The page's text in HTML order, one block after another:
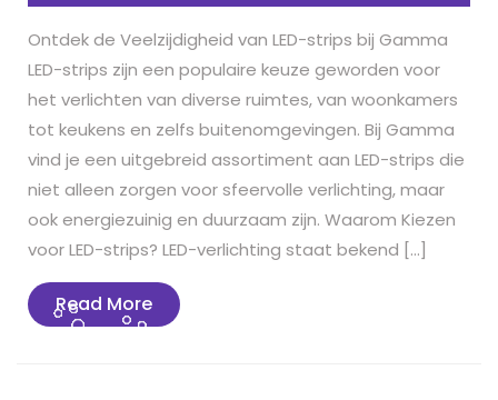
Ontdek de Veelzijdigheid van LED-strips bij Gamma
LED-strips zijn een populaire keuze geworden voor
het verlichten van diverse ruimtes, van woonkamers
tot keukens en zelfs buitenomgevingen. Bij Gamma
vind je een uitgebreid assortiment aan LED-strips die
niet alleen zorgen voor sfeervolle verlichting, maar
ook energiezuinig en duurzaam zijn. Waarom Kiezen
voor LED-strips? LED-verlichting staat bekend […]
Read MoreRead
More